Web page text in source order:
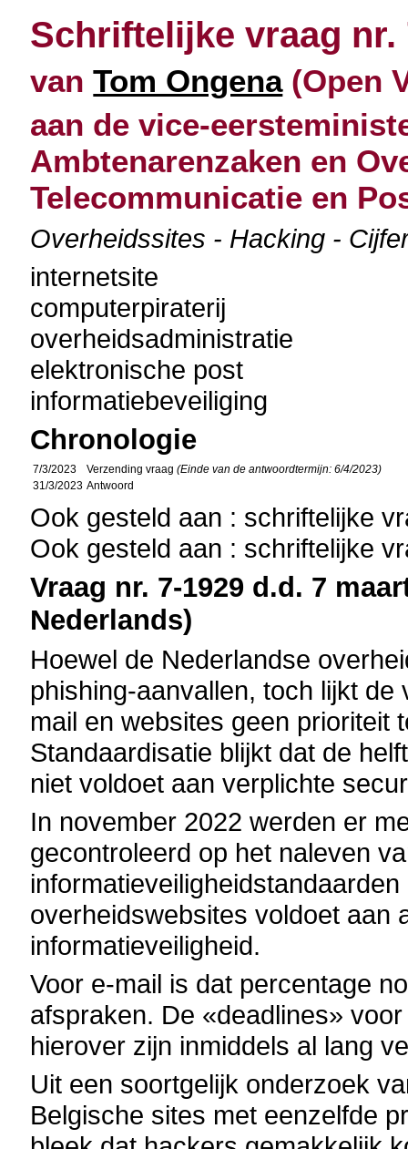
Schriftelijke vraag nr.
vanTom Ongena(Open
aan de vice-
Ambtenarenzaken en
Telecommunicatie en
Overheidssites - Hacking -
internetsite
computerpiraterij
overheidsadministratie
elektronische post
informatiebeveiliging
Chronologie
7/3/2023 Verzending vraag(Einde van de antwoordtermijn: 6/4/2023)
31/3/2023 Antwoord
Ook gesteld aan : schriftelijke
Ook gesteld aan : schriftelijke
Vraag nr. 7-1929 d.d. 7
Nederlands)
Hoewel de Nederlandse
phishing-aanvallen, toch lijkt
mail en websites geen prioriteit
Standaardisatie blijkt dat de
niet voldoet aan verplichte
In november 2022 werden er
gecontroleerd op het naleven
overheidswebsites voldoet aan
informatieveiligheid.
Voor e-mail is dat percentage
afspraken. De «deadlines»
hierover zijn inmiddels al lang
Uit een soortgelijk onderzoek
Belgische sites met eenzelfde